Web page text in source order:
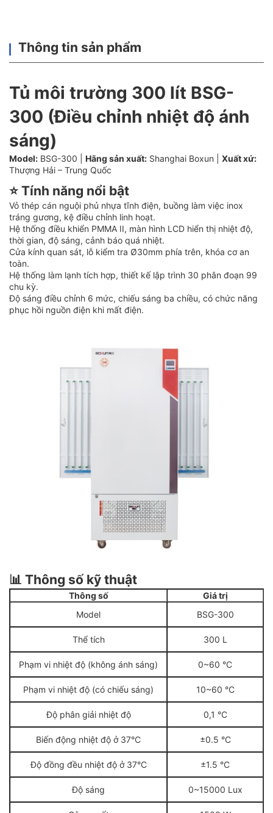
Thông tin sản phẩm
Tủ môi trường 300 lít BSG-
300 (Điều chỉnh nhiệt độ ánh
sáng)
Model: BSG-300 | Hãng sản xuất: Shanghai Boxun | Xuất xứ:
Thượng Hải – Trung Quốc
⭐ Tính năng nổi bật
Vỏ thép cán nguội phủ nhựa tĩnh điện, buồng làm việc inox
tráng gương, kệ điều chỉnh linh hoạt.
Hệ thống điều khiển PMMA II, màn hình LCD hiển thị nhiệt độ,
thời gian, độ sáng, cảnh báo quá nhiệt.
Cửa kính quan sát, lỗ kiểm tra Ø30mm phía trên, khóa cơ an
toàn.
Hệ thống làm lạnh tích hợp, thiết kế lập trình 30 phân đoạn 99
chu kỳ.
Độ sáng điều chỉnh 6 mức, chiếu sáng ba chiều, có chức năng
phục hồi nguồn điện khi mất điện.
📊 Thông số kỹ thuật
Thông số
Giá trị
Model
BSG-300
Thể tích 300 L
Phạm vi nhiệt độ (không ánh sáng) 0~60 °C
Phạm vi nhiệt độ (có chiếu sáng) 10~60 °C
Độ phân giải nhiệt độ 0,1 °C
Biến động nhiệt độ ở 37°C ±0.5 °C
Độ đồng đều nhiệt độ ở 37°C ±1.5 °C
Độ sáng 0~15000 Lux